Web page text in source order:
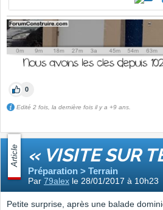
0
Edité 2 fois, la dernière fois il y a +9 ans.
Article « VISITE SUR
Préparation > Terrain
Par 79alex le 28/01/2017 à 10h23
Petite surprise, après une balade